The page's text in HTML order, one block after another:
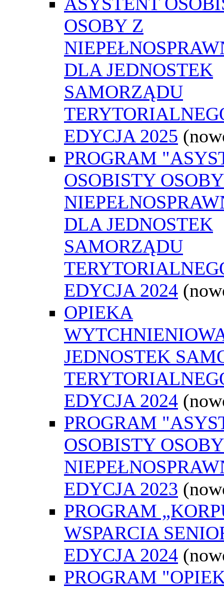
OSOBY Z
DLA JEDNOSTEK
SAMORZĄDU
EDYCJA 2025
PROGRAM
OSOBISTY
DLA JEDNOSTEK
SAMORZĄDU
EDYCJA 2024
OPIEKA
JEDNOSTEK
EDYCJA 2024
PROGRAM
OSOBISTY OSOBY
EDYCJA 2023
PROGRAM
WSPARCIA
EDYCJA 2024
PROGRAM